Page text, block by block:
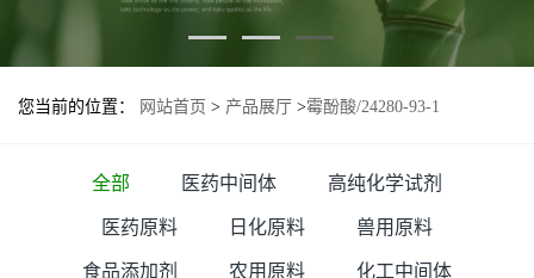
您当前的位置： 网站首页 > 产品展厅 >霉酚酸/24280-93-1
全部 医药中间体 高纯化学试剂
医药原料 日化原料 兽用原料
食品添加剂 农用原料 化工中间体